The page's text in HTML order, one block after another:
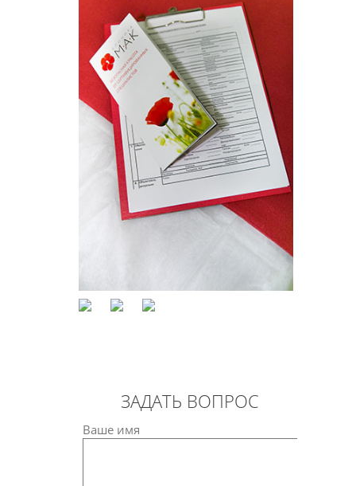
ЗАДАТЬ ВОПРОС
Ваше имя